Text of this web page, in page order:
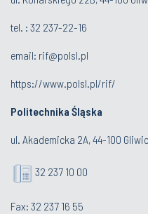
tel. : 32 237-22-16
email: rif@polsl.pl
https://www.polsl.pl/rif/
Politechnika Śląska
ul. Akademicka 2A, 44-100
32 237 10 00
Fax: 32 237 16 55